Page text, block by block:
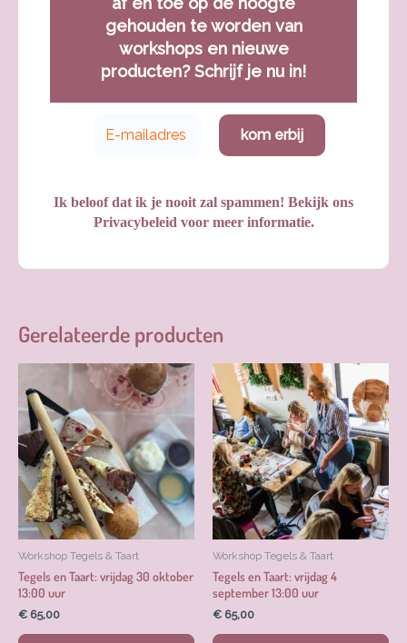
gehouden te worden van
workshops en nieuwe
producten? Schrijf je nu in!
Ik beloof dat ik je nooit zal spammen! Bekijk ons
Privacybeleid voor meer informatie.
Gerelateerde producten
Workshop Tegels & Taart
Tegels en Taart: vrijdag 30 oktober
13:00 uur
€ 65,00
Workshop Tegels & Taart
Tegels en Taart: vrijdag 4
september 13:00 uur
€ 65,00